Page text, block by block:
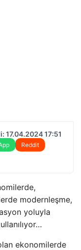
17.04.2024 17:51
Reddit
modernleşme,
yoluyla
ekonomilerde